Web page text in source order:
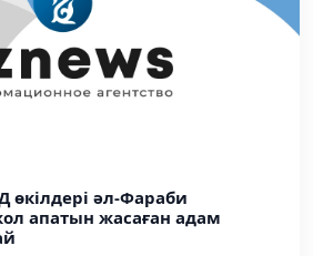
өкілдері әл-Фараби
апатын жасаған адам